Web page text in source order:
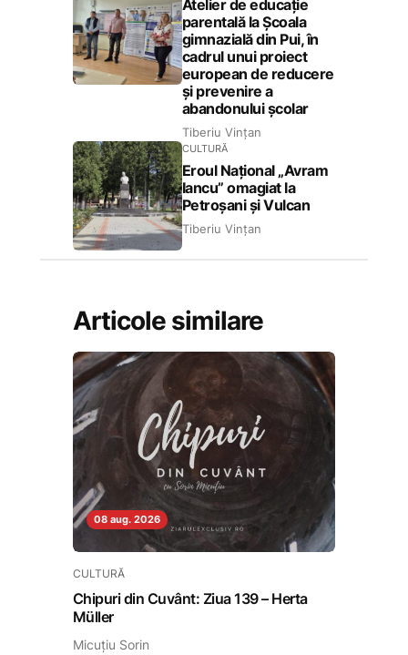
Atelier de educație
parentală la Școala
gimnazială din Pui, în
cadrul unui proiect
european de reducere
și prevenire a
abandonului școlar
Tiberiu Vințan
CULTURĂ
Eroul Național „Avram
Iancu” omagiat la
Petroșani și Vulcan
Tiberiu Vințan
Articole similare
08 aug. 2026
CULTURĂ
Chipuri din Cuvânt: Ziua 139 – Herta
Müller
Micuțiu Sorin